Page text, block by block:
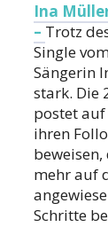
Ina
– Trotz
Single
Sängerin
stark. Die
postet
ihren
mehr auf
Schritte